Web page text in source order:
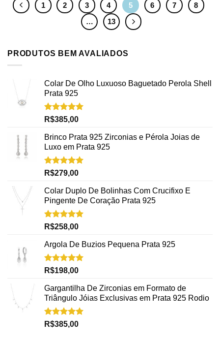
1 2 3 4 5 6 7
8
…
13
PRODUTOS BEM AVALIADOS
Colar De Olho Luxuoso Baguetado Perola Shell
Prata 925
Avaliação
R$385,00
Brinco Prata 925 Zirconias e Pérola Joias de
Luxo em Prata 925
Avaliação
R$279,00
Colar Duplo De Bolinhas Com Crucifixo E
Pingente De Coração Prata 925
Avaliação
R$258,00
Argola De Buzios Pequena Prata 925
Avaliação
R$198,00
Gargantilha De Zirconias em Formato de
Triângulo Jóias Exclusivas em Prata 925 Rodio
Avaliação
R$385,00